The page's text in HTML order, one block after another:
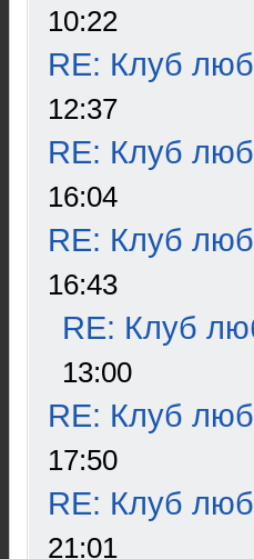
10:22
RE: Клуб
12:37
RE: Клуб
16:04
RE: Клуб
16:43
RE: Клуб
13:00
RE: Клуб
17:50
RE: Клуб
21:01